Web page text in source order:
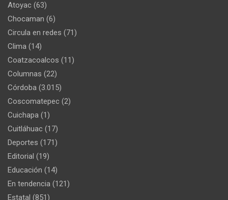
Atoyac (63)
Chocaman (6)
Circula en redes (71)
Clima (14)
Coatzacoalcos (11)
Columnas (22)
Córdoba (3.015)
Coscomatepec (2)
Cuichapa (1)
Cuitláhuac (17)
Deportes (171)
Editorial (19)
Educación (14)
En tendencia (121)
Estatal (851)